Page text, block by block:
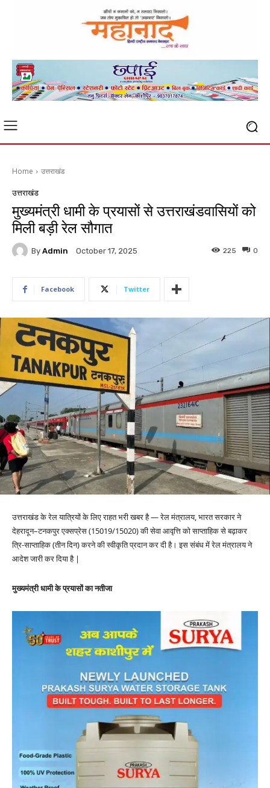
Home उत्तराखंड
उत्तराखंड
मुख्यमंत्री धामी के प्रयासों से उत्तराखंडवासियों को
मिली बड़ी रेल सौगात
By Admin October 17, 2025 0
225
Facebook Twitter
उत्तराखंड के रेल यात्रियों के लिए राहत भरी खबर है — रेल मंत्रालय, भारत सरकार ने
देहरादून–टनकपुर एक्सप्रेस (15019/15020) की सेवा आवृत्ति को साप्ताहिक से बढ़ाकर
त्रि-साप्ताहिक (तीन दिन) करने की स्वीकृति प्रदान कर दी है। इस संबंध में रेल मंत्रालय ने
आदेश जारी कर दिया है |
मुख्यमंत्री धामी के प्रयासों का नतीजा